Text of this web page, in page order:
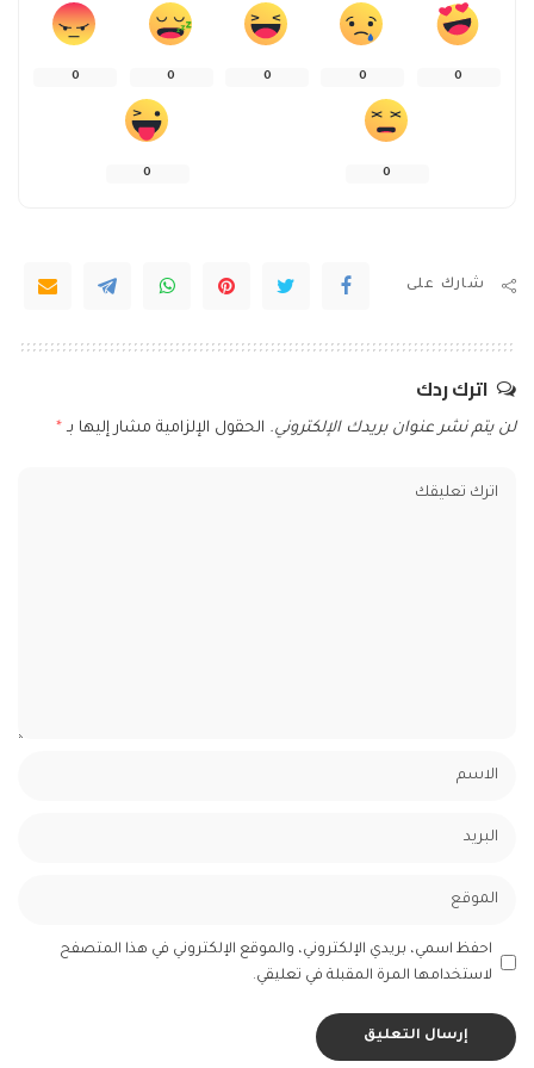
0
0
0
0
0
0
0
شارك على
اترك ردك
لن يتم نشر عنوان بريدك الإلكتروني. الحقول الإلزامية مشار إليها بـ *
احفظ اسمي، بريدي الإلكتروني، والموقع الإلكتروني في هذا المتصفح
لاستخدامها المرة المقبلة في تعليقي.